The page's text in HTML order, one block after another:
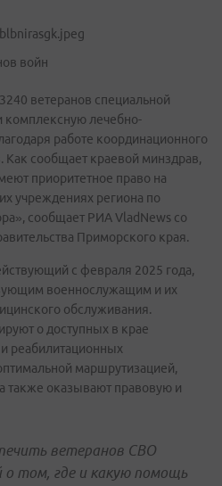
войн
ветеранов специальной
комплексную лечебно-
работе координационного
Как сообщает краевой минздрав,
приоритетное право на
учреждениях региона по
сообщает РИА VladNews со
Приморского края.
с февраля 2025 года,
военнослужащим и их
обслуживания.
о доступных в крае
реабилитационных
маршрутизацией,
также оказывают правовую и
ветеранов СВО
о том, где и какую помощь